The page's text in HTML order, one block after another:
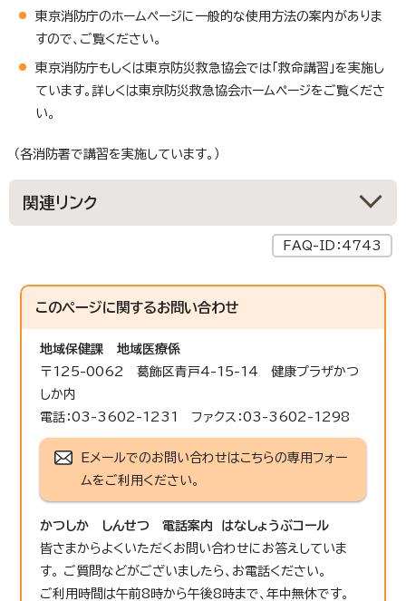
東京消防庁のホームページに一般的な使用方法の案内がありま
すので、ご覧ください。
東京消防庁もしくは東京防災救急協会では「救命講習」を実施し
ています。詳しくは東京防災救急協会ホームページをご覧くださ
い。
（各消防署で講習を実施しています。）
関連リンク
FAQ-ID：4743
このページに関するお問い合わせ
地域保健課
地域医療係
〒125-0062 葛飾区青戸4-15-14 健康プラザかつ
しか内
電話：03-3602-1231 ファクス：03-3602-1298
Eメールでのお問い合わせはこちらの専用フォー
ムをご利用ください。
かつしか しんせつ 電話案内 はなしょうぶコール
皆さまからよくいただくお問い合わせにお答えしていま
す。 ご質問などがございましたら、お電話ください。
ご利用時間は午前8時から午後8時まで、年中無休です。